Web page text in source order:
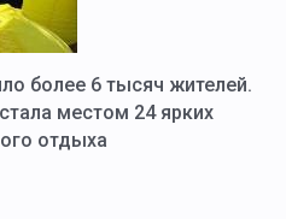
более 6 тысяч жителей.
местом 24 ярких
отдыха